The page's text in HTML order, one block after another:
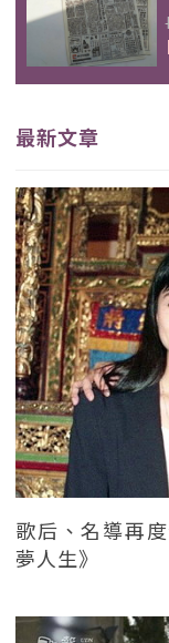
最新文章
歌后、名導再
夢人生》